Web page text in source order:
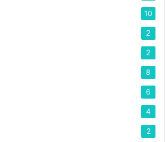
10
2
2
8
6
4
2